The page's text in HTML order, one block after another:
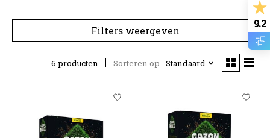
Filters weergeven
6 producten Sorteren op Standaard
9.2